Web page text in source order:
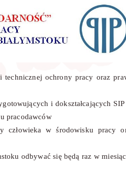
technicznej ochrony pracy oraz
i dokształcających SIP
pracodawców
człowieka w środowisku pracy
odbywać się będą raz w